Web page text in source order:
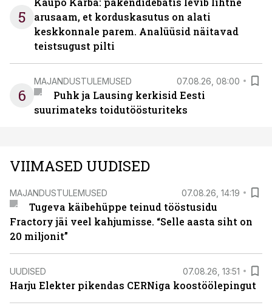
5
arusaam, et korduskasutus on alati
keskkonnale parem. Analüüsid näitavad
teistsugust pilti
6
MAJANDUSTULEMUSED 07.08.26, 08:00
Puhk ja Lausing kerkisid Eesti
suurimateks toidutöösturiteks
VIIMASED UUDISED
MAJANDUSTULEMUSED 07.08.26, 14:19
Tugeva käibehüppe teinud tööstusidu
Fractory jäi veel kahjumisse. “Selle aasta siht on
20 miljonit”
UUDISED 07.08.26, 13:51
Harju Elekter pikendas CERNiga koostöölepingut